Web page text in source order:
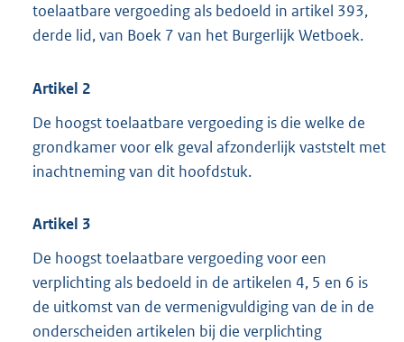
toelaatbare vergoeding als bedoeld in artikel 393,
derde lid, van Boek 7 van het Burgerlijk Wetboek.
Artikel 2
De hoogst toelaatbare vergoeding is die welke de
grondkamer voor elk geval afzonderlijk vaststelt met
inachtneming van dit hoofdstuk.
Artikel 3
De hoogst toelaatbare vergoeding voor een
verplichting als bedoeld in de artikelen 4, 5 en 6 is
de uitkomst van de vermenigvuldiging van de in de
onderscheiden artikelen bij die verplichting